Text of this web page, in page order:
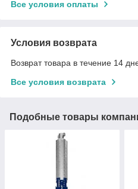
Все условия оплаты
Условия возврата
Возврат товара в течение 14
Все условия возврата
Подобные товары